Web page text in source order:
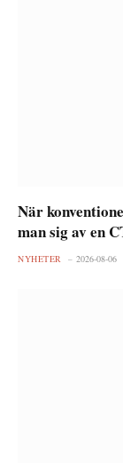
När
man sig av en
NYHETER 2026-08-06